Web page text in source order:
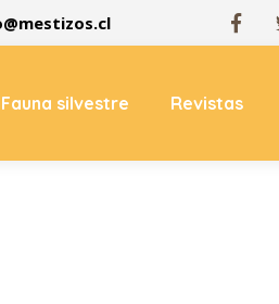
Fauna silvestre Revistas